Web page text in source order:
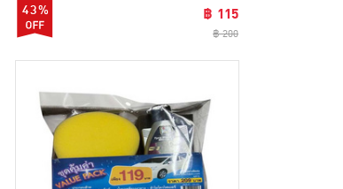
43% ฿ 115
฿ 200